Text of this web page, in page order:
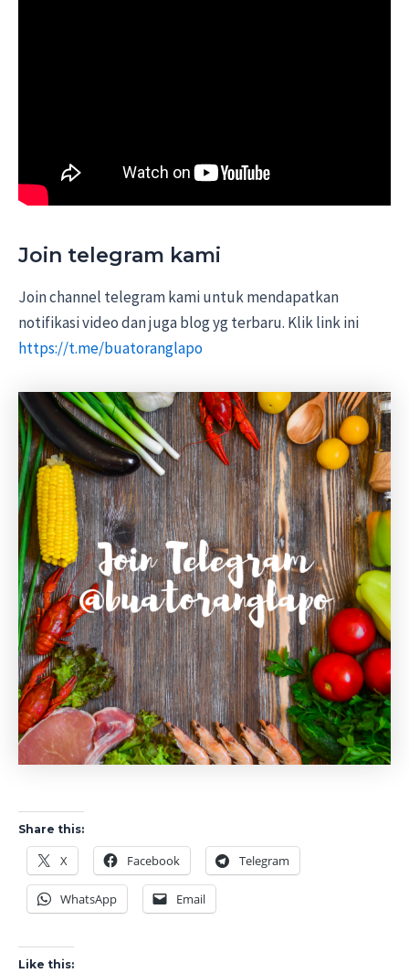
Join telegram kami
Join channel telegram kami untuk mendapatkan
notifikasi video dan juga blog yg terbaru. Klik link ini
https://t.me/buatoranglapo
Share this:
X Facebook Telegram
WhatsApp Email
Like this: